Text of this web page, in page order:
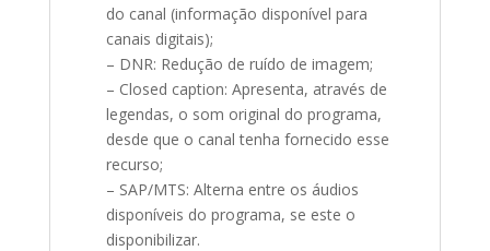
do canal (informação disponível para
canais digitais);
– DNR: Redução de ruído de imagem;
– Closed caption: Apresenta, através de
legendas, o som original do programa,
desde que o canal tenha fornecido esse
recurso;
– SAP/MTS: Alterna entre os áudios
disponíveis do programa, se este o
disponibilizar.